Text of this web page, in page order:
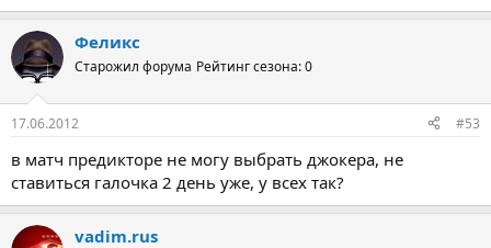
Феликс
Старожил форума Рейтинг сезона: 0
17.06.2012 #53
в матч предикторе не могу выбрать джокера, не
ставиться галочка 2 день уже, у всех так?
vadim.rus